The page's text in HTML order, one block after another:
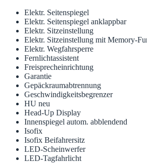
Elektr. Seitenspiegel
Elektr. Seitenspiegel anklappbar
Elektr. Sitzeinstellung
Elektr. Sitzeinstellung mit Memory-
Elektr. Wegfahrsperre
Fernlichtassistent
Freisprecheinrichtung
Garantie
Gepäckraumabtrennung
Geschwindigkeitsbegrenzer
HU neu
Head-Up Display
Innenspiegel autom. abblendend
Isofix
Isofix Beifahrersitz
LED-Scheinwerfer
LED-Tagfahrlicht